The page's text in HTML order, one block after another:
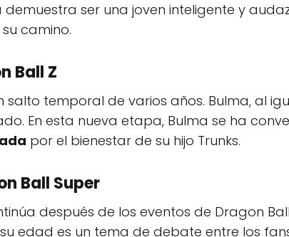
ser una joven inteligente y
camino.
Ball Z
salto temporal de varios años. Bulma, al
En esta nueva etapa, Bulma se ha
por el bienestar de su hijo Trunks.
Ball Super
después de los eventos de Dragon
edad es un tema de debate entre los